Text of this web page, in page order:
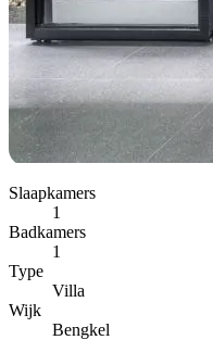
Slaapkamers
1
Badkamers
1
Type
Villa
Wijk
Bengkel